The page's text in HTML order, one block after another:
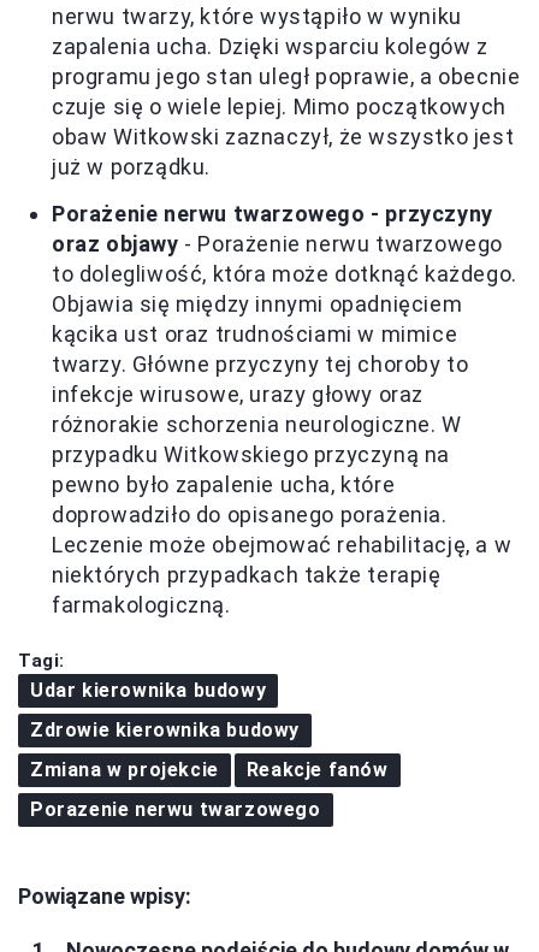
nerwu twarzy, które wystąpiło w wyniku
zapalenia ucha. Dzięki wsparciu kolegów z
programu jego stan uległ poprawie, a obecnie
czuje się o wiele lepiej. Mimo początkowych
obaw Witkowski zaznaczył, że wszystko jest
już w porządku.
Porażenie nerwu twarzowego - przyczyny
oraz objawy - Porażenie nerwu twarzowego
to dolegliwość, która może dotknąć każdego.
Objawia się między innymi opadnięciem
kącika ust oraz trudnościami w mimice
twarzy. Główne przyczyny tej choroby to
infekcje wirusowe, urazy głowy oraz
różnorakie schorzenia neurologiczne. W
przypadku Witkowskiego przyczyną na
pewno było zapalenie ucha, które
doprowadziło do opisanego porażenia.
Leczenie może obejmować rehabilitację, a w
niektórych przypadkach także terapię
farmakologiczną.
Tagi:
Udar kierownika budowy
Zdrowie kierownika budowy
Zmiana w projekcie
Reakcje fanów
Porazenie nerwu twarzowego
Powiązane wpisy: